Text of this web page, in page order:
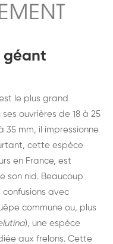
géant
le plus grand
ouvrières de 18 à 25
35 mm, il impressionne
cette espèce
en France, est
son nid. Beaucoup
avec
commune ou, plus
), une espèce
aux frelons. Cette